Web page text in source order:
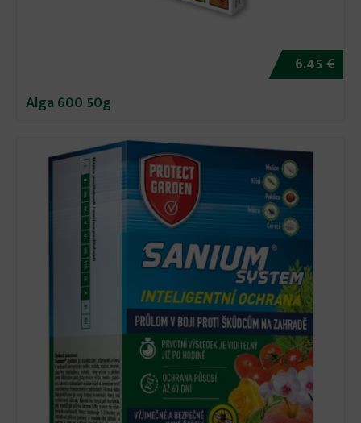
6.45 €
Alga 600 50g